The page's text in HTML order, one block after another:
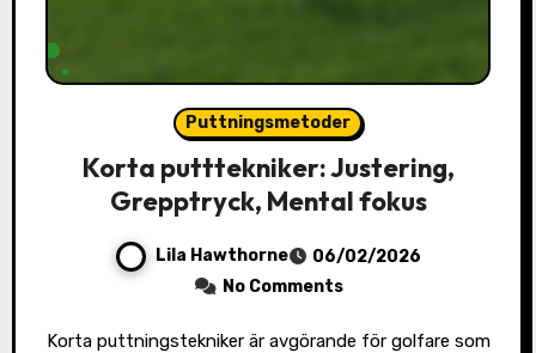
Puttningsmetoder
Korta putttekniker: Justering,
Grepptryck, Mental fokus
Lila Hawthorne
06/02/2026
No Comments
Korta puttningstekniker är avgörande för golfare som